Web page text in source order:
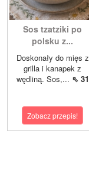
Sos tzatziki po
polsku z...
Doskonały do mięs z
grilla i kanapek z
wędliną. Sos,... ⇖ 31
Zobacz przepis!